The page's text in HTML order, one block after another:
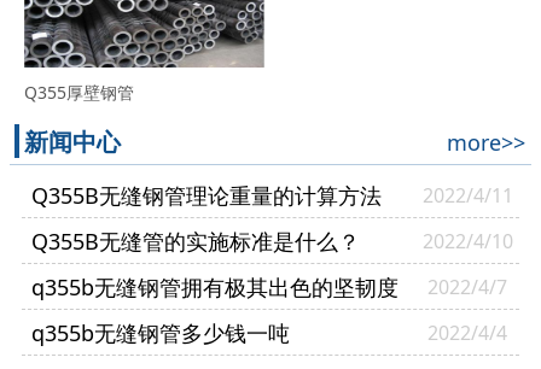
Q355厚壁钢管
新闻中心
more>>
Q355B无缝钢管理论重量的计算方法
2022/4/11
Q355B无缝管的实施标准是什么？ 2022/4/10
q355b无缝钢管拥有极其出色的坚韧度 2022/4/7
q355b无缝钢管多少钱一吨 2022/4/4